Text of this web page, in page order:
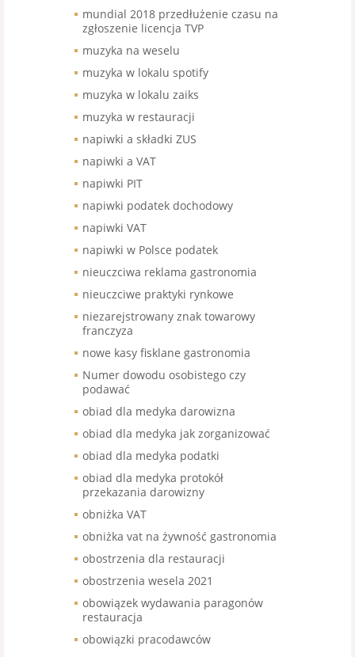
mundial 2018 przedłużenie czasu na
zgłoszenie licencja TVP
muzyka na weselu
muzyka w lokalu spotify
muzyka w lokalu zaiks
muzyka w restauracji
napiwki a składki ZUS
napiwki a VAT
napiwki PIT
napiwki podatek dochodowy
napiwki VAT
napiwki w Polsce podatek
nieuczciwa reklama gastronomia
nieuczciwe praktyki rynkowe
niezarejstrowany znak towarowy
franczyza
nowe kasy fisklane gastronomia
Numer dowodu osobistego czy
podawać
obiad dla medyka darowizna
obiad dla medyka jak zorganizować
obiad dla medyka podatki
obiad dla medyka protokół
przekazania darowizny
obniżka VAT
obniżka vat na żywność gastronomia
obostrzenia dla restauracji
obostrzenia wesela 2021
obowiązek wydawania paragonów
restauracja
obowiązki pracodawców